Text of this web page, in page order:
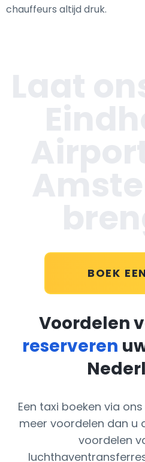
chauffeurs altijd druk.
BOEK
Voordelen
reserveren
Een taxi boeken via
meer voordelen dan u
voordelen